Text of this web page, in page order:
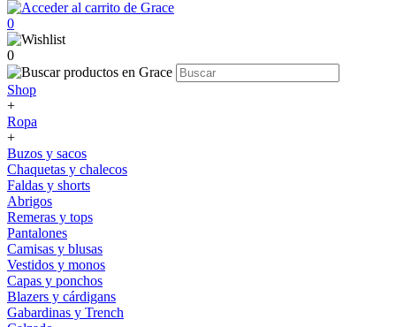
0
0
Shop
+
Ropa
+
Buzos y sacos
Chaquetas y chalecos
Faldas y shorts
Abrigos
Remeras y tops
Pantalones
Camisas y blusas
Vestidos y monos
Capas y ponchos
Blazers y cárdigans
Gabardinas y Trench